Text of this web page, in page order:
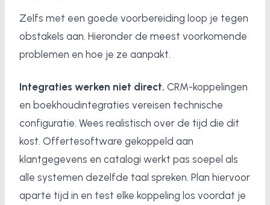
Zelfs met een goede voorbereiding loop je tegen
obstakels aan. Hieronder de meest voorkomende
problemen en hoe je ze aanpakt.
Integraties werken niet direct. CRM-koppelingen
en boekhoudintegraties vereisen technische
configuratie. Wees realistisch over de tijd die dit
kost. Offertesoftware gekoppeld aan
klantgegevens en catalogi werkt pas soepel als
alle systemen dezelfde taal spreken. Plan hiervoor
aparte tijd in en test elke koppeling los voordat je